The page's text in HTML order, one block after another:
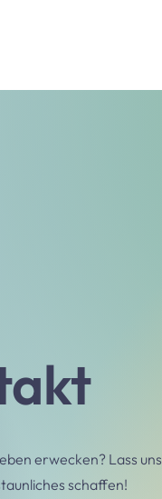
erwecken? Lass uns
schaffen!